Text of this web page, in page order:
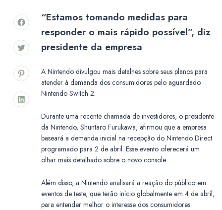
“Estamos tomando medidas para
responder o mais rápido possível”, diz
presidente da empresa
A Nintendo divulgou mais detalhes sobre seus planos para
atender à demanda dos consumidores pelo aguardado
Nintendo Switch 2.
Durante uma recente chamada de investidores, o presidente
da Nintendo, Shuntaro Furukawa, afirmou que a empresa
baseará a demanda inicial na recepção do Nintendo Direct
programado para 2 de abril. Esse evento oferecerá um
olhar mais detalhado sobre o novo console.
Além disso, a Nintendo analisará a reação do público em
eventos de teste, que terão início globalmente em 4 de abril,
para entender melhor o interesse dos consumidores.